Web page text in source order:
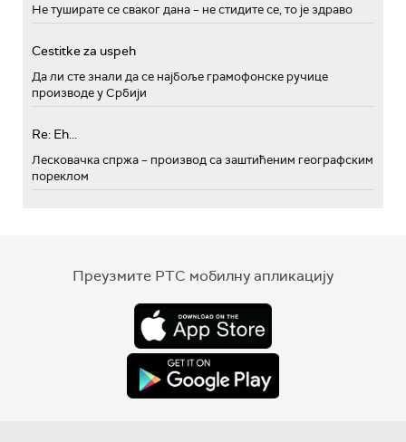
Не туширате се сваког дана – не стидите се, то је здраво
Cestitke za uspeh
Да ли сте знали да се најбоље грамофонске ручице
производе у Србији
Re: Eh...
Лесковачка спржа – производ са заштићеним географским
пореклом
Преузмите РТС мобилну апликацију